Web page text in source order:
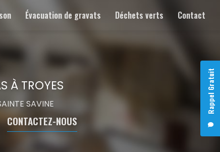
Rappel Gratuit
Évacuation de gravats Déchets verts Contact
À TROYES
SAVINE
CONTACTEZ-NOUS